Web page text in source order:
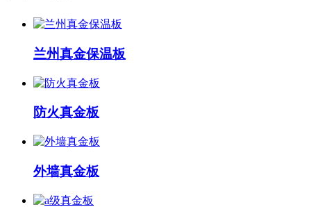
兰州真金保温板
防火真金板
外墙真金板